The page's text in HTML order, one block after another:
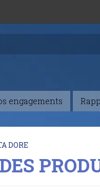
engagements
DORE